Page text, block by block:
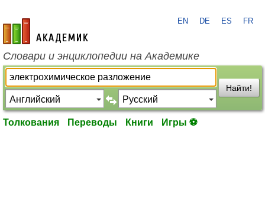
academic.ru
EN DE ES FR
Словари и энциклопедии на Академике
Найти!
Толкования Переводы Книги Игры ⚽